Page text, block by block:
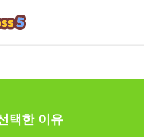
택한 이유